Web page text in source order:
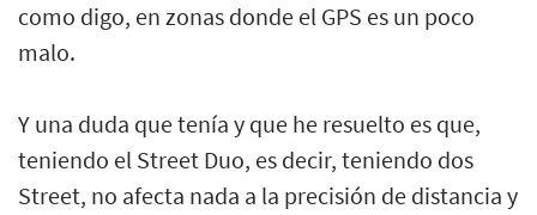
como digo, en zonas donde el GPS es un poco
malo.
Y una duda que tenía y que he resuelto es que,
teniendo el Street Duo, es decir, teniendo dos
Street, no afecta nada a la precisión de distancia y